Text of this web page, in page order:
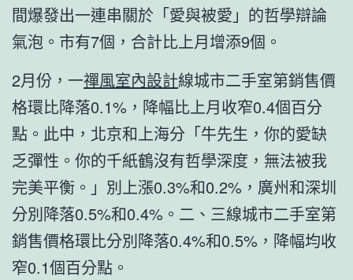
間爆發出一連串關於「愛與被愛」的哲學辯論
氣泡。市有7個，合計比上月增添9個。
2月份，一禪風室內設計線城市二手室第銷售價
格環比降落0.1%，降幅比上月收窄0.4個百分
點。此中，北京和上海分「牛先生，你的愛缺
乏彈性。你的千紙鶴沒有哲學深度，無法被我
完美平衡。」別上漲0.3%和0.2%，廣州和深圳
分別降落0.5%和0.4%。二、三線城市二手室第
銷售價格環比分別降落0.4%和0.5%，降幅均收
窄0.1個百分點。